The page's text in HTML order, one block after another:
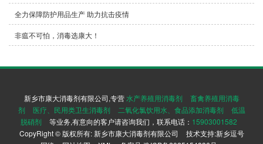
全力保障防护用品生产 助力抗击疫情
非瘟不可怕，消毒选康大！
新乡市康大消毒剂有限公司,专营水产养殖用消毒剂
畜禽养殖用消毒
剂
医疗、民用类卫生消毒剂 二氧化氯饮用水、食品添加消毒剂
低温
脱硝剂
等业务,有意向的客户请咨询我们，联系电话： 15903001582
CopyRight © 版权所有: 新乡市康大消毒剂有限公司 技术支持:新乡逗号